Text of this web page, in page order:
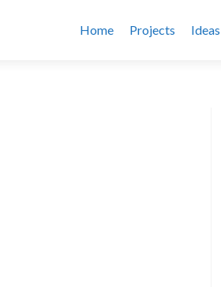
Home Projects Ideas